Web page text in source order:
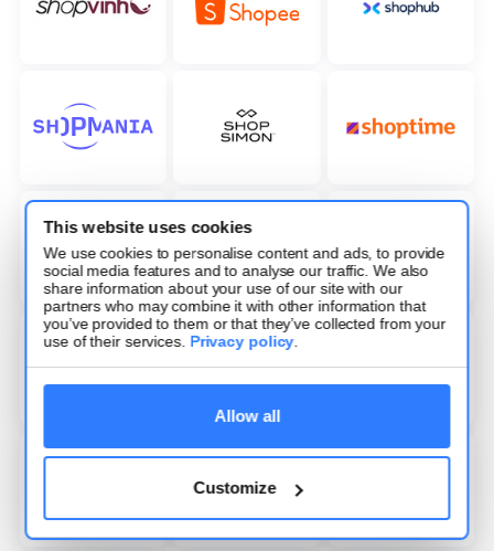
This website uses cookies
We use cookies to personalise content and ads, to provide
social media features and to analyse our traffic. We also
share information about your use of our site with our
partners who may combine it with other information that
you’ve provided to them or that they’ve collected from your
use of their services. Privacy policy.
Allow all
Customize